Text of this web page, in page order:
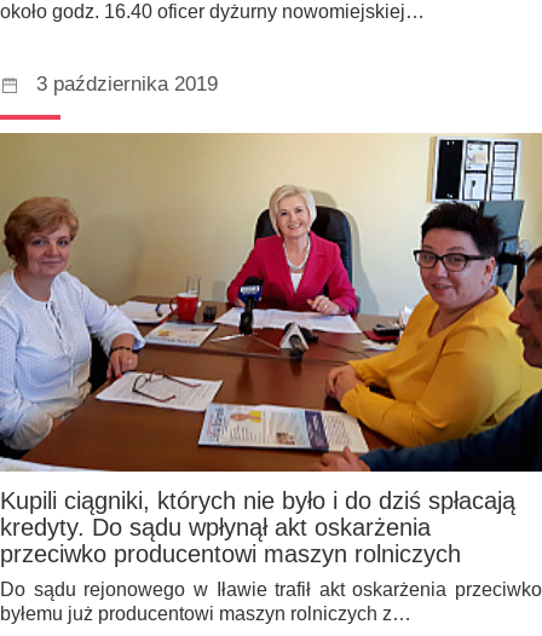
około godz. 16.40 oficer dyżurny nowomiejskiej…
3 października 2019
Kupili ciągniki, których nie było i do dziś spłacają
kredyty. Do sądu wpłynął akt oskarżenia
przeciwko producentowi maszyn rolniczych
Do sądu rejonowego w Iławie trafił akt oskarżenia przeciwko
byłemu już producentowi maszyn rolniczych z…